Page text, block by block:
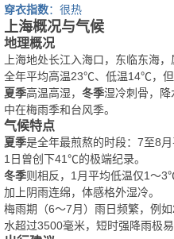
穿衣指数：很热
上海概况与气候
地理概况
上海地处长江入海口，东临东海，
全年平均高温23℃、低温14℃，但
夏季高温高湿， 冬季湿冷刺骨，
中在梅雨季和台风季。
气候特点
夏季是全年最煎熬的时段：7至8
1日曾创下41℃的极端纪录。
冬季则相反，1月平均低温仅1～
加上阴雨连绵，体感格外湿冷。
梅雨期（6～7月）雨日频繁，例
水超过3500毫米，短时强降雨极易